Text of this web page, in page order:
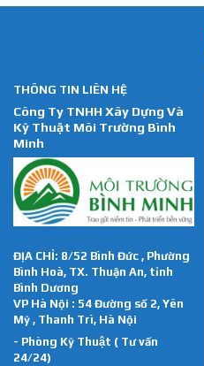
THÔNG TIN LIÊN HỆ
Công Ty TNHH Xây Dựng Và
Kỹ Thuật Môi Trường Bình
Minh
ĐỊA CHỈ: 8/52 Bình Đức , Phường
Bình Hoà, TX. Thuận An, tỉnh
Bình Dương
VP Hà Nội : 54 Đường số 2, Yên
Mỹ , Thanh Trì, Hà Nội
- Phòng Kỹ Thuật ( Tư vấn
24/24)